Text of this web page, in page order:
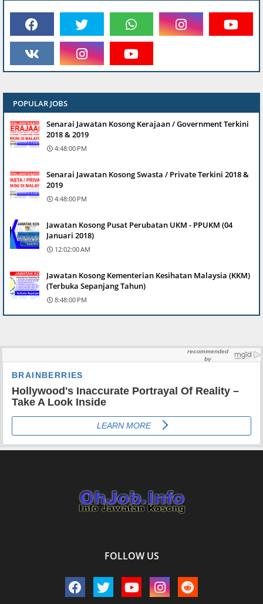
POPULAR JOBS
Senarai Jawatan Kosong Kerajaan / Government Terkini
2018 & 2019
4:48:00 PM
Senarai Jawatan Kosong Swasta / Private Terkini 2018 &
2019
4:48:00 PM
Jawatan Kosong Pusat Perubatan UKM - PPUKM (04
Januari 2018)
12:02:00 AM
Jawatan Kosong Kementerian Kesihatan Malaysia (KKM)
(Terbuka Sepanjang Tahun)
8:48:00 PM
FOLLOW US